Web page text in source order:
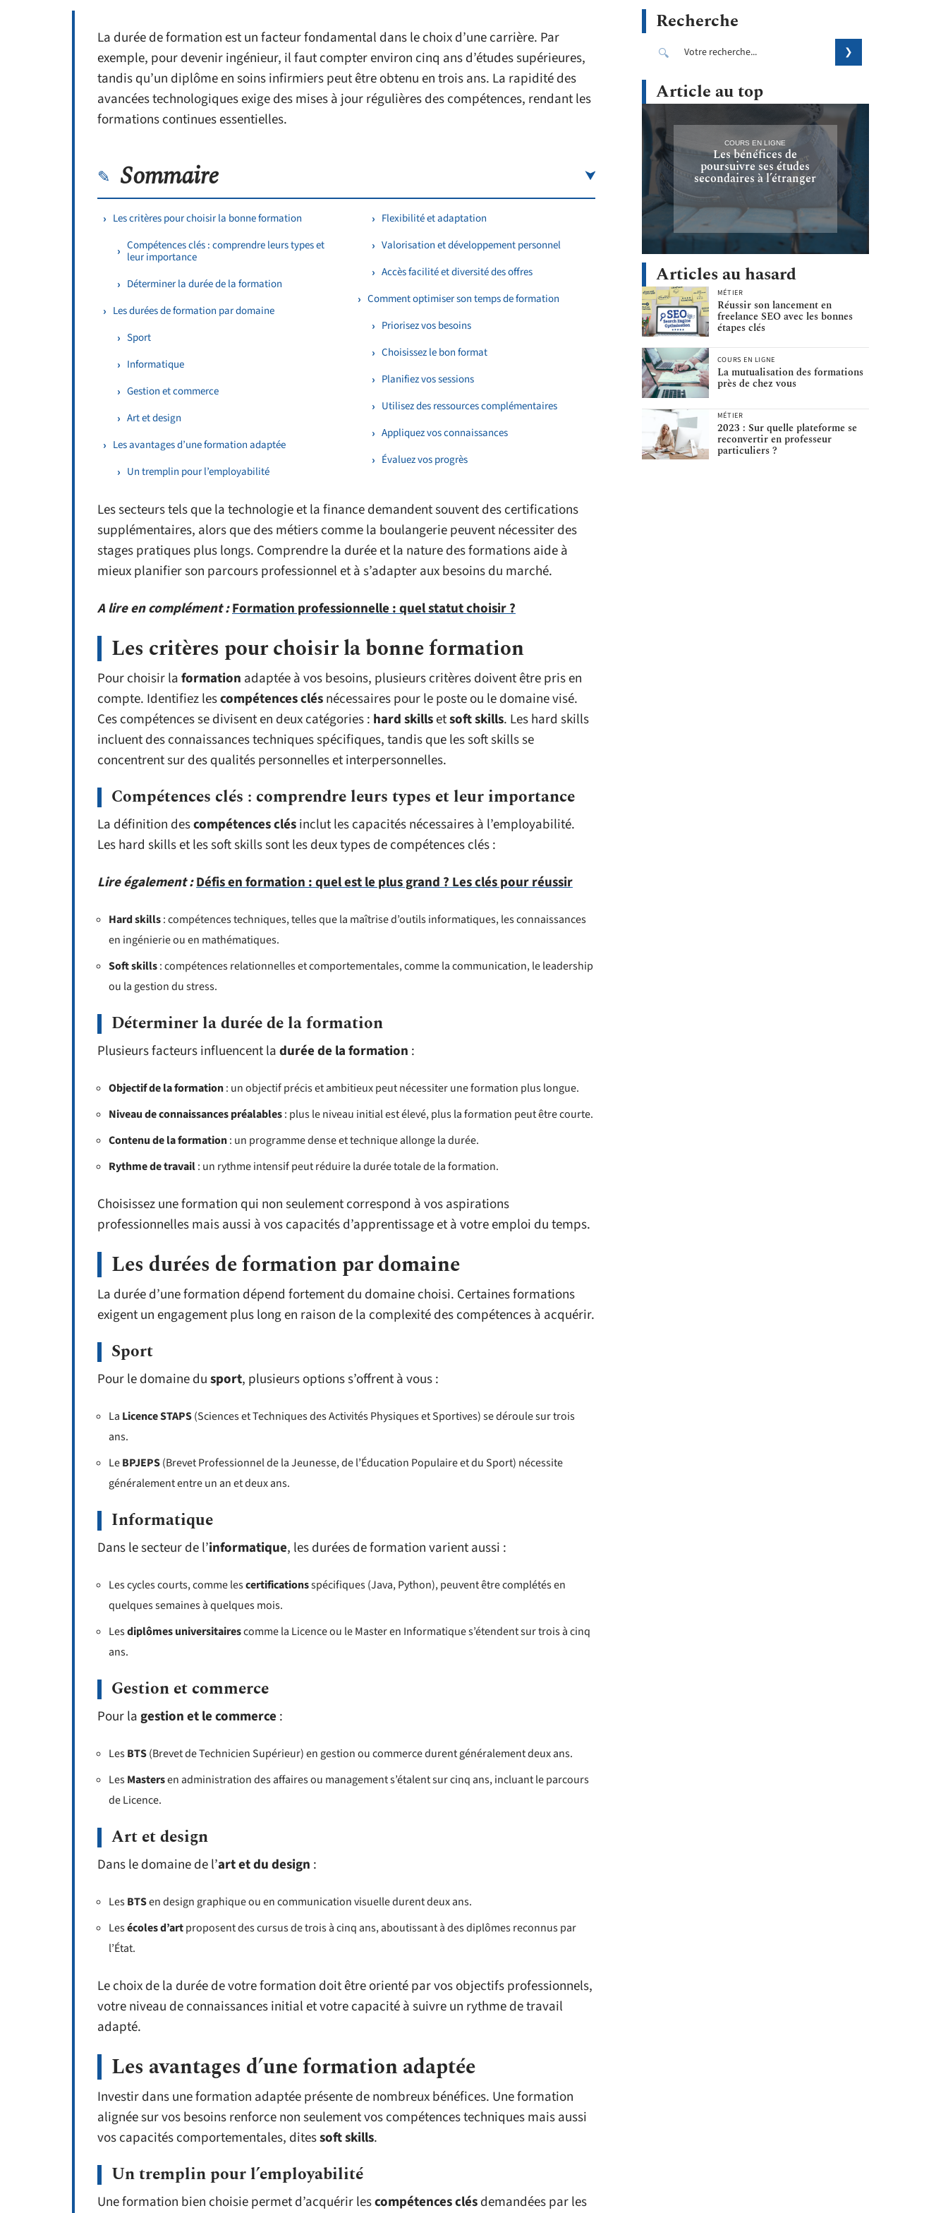
La durée de formation est un facteur fondamental dans le choix d’une carrière. Par
exemple, pour devenir ingénieur, il faut compter environ cinq ans d’études supérieures,
tandis qu’un diplôme en soins infirmiers peut être obtenu en trois ans. La rapidité des
avancées technologiques exige des mises à jour régulières des compétences, rendant les
formations continues essentielles.
Sommaire
Les critères pour choisir la bonne formation
Compétences clés : comprendre leurs types et
leur importance
Déterminer la durée de la formation
Les durées de formation par domaine
Sport
Informatique
Gestion et commerce
Art et design
Les avantages d’une formation adaptée
Un tremplin pour l’employabilité
Flexibilité et adaptation
Valorisation et développement personnel
Accès facilité et diversité des offres
Comment optimiser son temps de formation
Priorisez vos besoins
Choisissez le bon format
Planifiez vos sessions
Utilisez des ressources complémentaires
Appliquez vos connaissances
Évaluez vos progrès
Les secteurs tels que la technologie et la finance demandent souvent des certifications
supplémentaires, alors que des métiers comme la boulangerie peuvent nécessiter des
stages pratiques plus longs. Comprendre la durée et la nature des formations aide à
mieux planifier son parcours professionnel et à s’adapter aux besoins du marché.
A lire en complément :Formation professionnelle : quel statut choisir ?
Les critères pour choisir la bonne formation
Pour choisir laformation adaptée à vos besoins, plusieurs critères doivent être pris en
compte. Identifiez lescompétences clésnécessaires pour le poste ou le domaine visé.
Ces compétences se divisent en deux catégories : hard skillsetsoft skills. Les hard skills
incluent des connaissances techniques spécifiques, tandis que les soft skills se
concentrent sur des qualités personnelles et interpersonnelles.
Compétences clés : comprendre leurs types et leur importance
La définition descompétences clésinclut les capacités nécessaires à l’employabilité.
Les hard skills et les soft skills sont les deux types de compétences clés :
Lire également :Défis en formation : quel est le plus grand ? Les clés pour réussir
Hard skills: compétences techniques, telles que la maîtrise d’outils informatiques, les connaissances
en ingénierie ou en mathématiques.
Soft skills: compétences relationnelles et comportementales, comme la communication, le leadership
ou la gestion du stress.
Déterminer la durée de la formation
Plusieurs facteurs influencent ladurée de la formation :
Objectif de la formation: un objectif précis et ambitieux peut nécessiter une formation plus longue.
Niveau de connaissances préalables: plus le niveau initial est élevé, plus la formation peut être courte.
Contenu de la formation: un programme dense et technique allonge la durée.
Rythme de travail: un rythme intensif peut réduire la durée totale de la formation.
Choisissez une formation qui non seulement correspond à vos aspirations
professionnelles mais aussi à vos capacités d’apprentissage et à votre emploi du temps.
Les durées de formation par domaine
La durée d’une formation dépend fortement du domaine choisi. Certaines formations
exigent un engagement plus long en raison de la complexité des compétences à acquérir.
Sport
Pour le domaine dusport, plusieurs options s’offrent à vous :
La Licence STAPS(Sciences et Techniques des Activités Physiques et Sportives) se déroule sur trois
ans.
LeBPJEPS(Brevet Professionnel de la Jeunesse, de l’Éducation Populaire et du Sport) nécessite
généralement entre un an et deux ans.
Informatique
Dans le secteur de l’informatique, les durées de formation varient aussi :
Les cycles courts, comme lescertificationsspécifiques (Java, Python), peuvent être complétés en
quelques semaines à quelques mois.
Lesdiplômes universitairescomme la Licence ou le Master en Informatique s’étendent sur trois à cinq
ans.
Gestion et commerce
Pour lagestion et le commerce :
LesBTS(Brevet de Technicien Supérieur) en gestion ou commerce durent généralement deux ans.
LesMastersen administration des affaires ou management s’étalent sur cinq ans, incluant le parcours
de Licence.
Art et design
Dans le domaine de l’art et du design :
LesBTSen design graphique ou en communication visuelle durent deux ans.
Lesécoles d’artproposent des cursus de trois à cinq ans, aboutissant à des diplômes reconnus par
l’État.
Le choix de la durée de votre formation doit être orienté par vos objectifs professionnels,
votre niveau de connaissances initial et votre capacité à suivre un rythme de travail
adapté.
Les avantages d’une formation adaptée
Investir dans une formation adaptée présente de nombreux bénéfices. Une formation
alignée sur vos besoins renforce non seulement vos compétences techniques mais aussi
vos capacités comportementales, ditessoft skills.
Un tremplin pour l’employabilité
Une formation bien choisie permet d’acquérir lescompétences clésdemandées par les
Recherche
Article au top
COURS EN LIGNE
Les bénéfices de
poursuivre ses études
secondaires à l’étranger
Articles au hasard
MÉTIER
Réussir son lancement en
freelance SEO avec les bonnes
étapes clés
COURS EN LIGNE
La mutualisation des formations
près de chez vous
MÉTIER
2023 : Sur quelle plateforme se
reconvertir en professeur
particuliers ?